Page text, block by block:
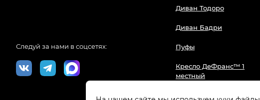
Диван Тодоро
Диван Бадри
Пуфы
Кресло ДеФранс™️ 1
местный
Следуй за нами в соцсетях: